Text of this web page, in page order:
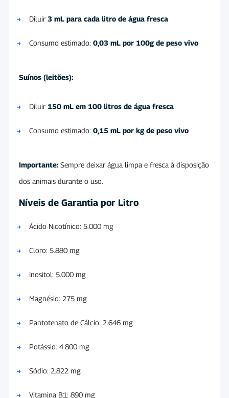
Diluir3 mL para cada litro de água fresca
Consumo estimado: 0,03 mL por 100g de peso vivo
Suínos (leitões):
Diluir 150 mL em 100 litros de água fresca
Consumo estimado: 0,15 mL por kg de peso vivo
Importante: Sempre deixar água limpa e fresca à disposição
dos animais durante o uso.
Níveis de Garantia por Litro
Ácido Nicotínico: 5.000 mg
Cloro: 5.880 mg
Inositol: 5.000 mg
Magnésio: 275 mg
Pantotenato de Cálcio: 2.646 mg
Potássio: 4.800 mg
Sódio: 2.822 mg
Vitamina B1: 890 mg